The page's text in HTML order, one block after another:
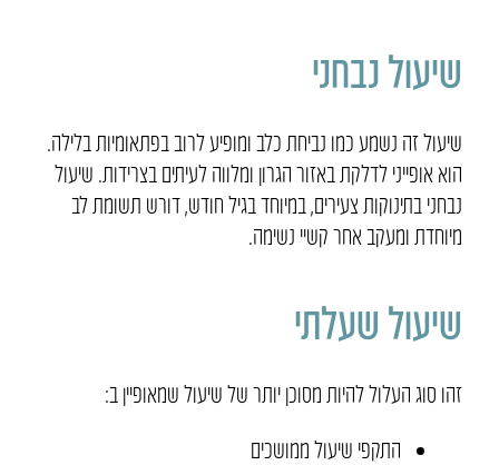
שיעול נבחני
שיעול זה נשמע כמו נביחת כלב ומופיע לרוב בפתאומיות בלילה.
הוא אופייני לדלקת באזור הגרון ומלווה לעיתים בצרידות. שיעול
נבחני בתינוקות צעירים, במיוחד בגיל חודש, דורש תשומת לב
מיוחדת ומעקב אחר קשיי נשימה.
שיעול שעלתי
זהו סוג העלול להיות מסוכן יותר של שיעול שמאופיין ב:
התקפי שיעול ממושכים